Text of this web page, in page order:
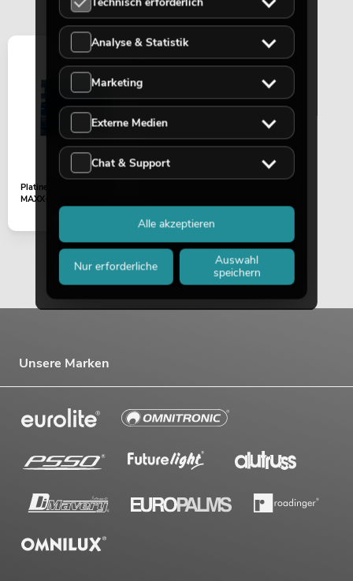
Platine (Vorverstärker)
MAXX-1206DSP 2.1
Unsere Marken
Analyse & Statistik
Marketing
Externe Medien
Chat & Support
Nur erforderliche
Auswahl
speichern
Alle akzeptieren